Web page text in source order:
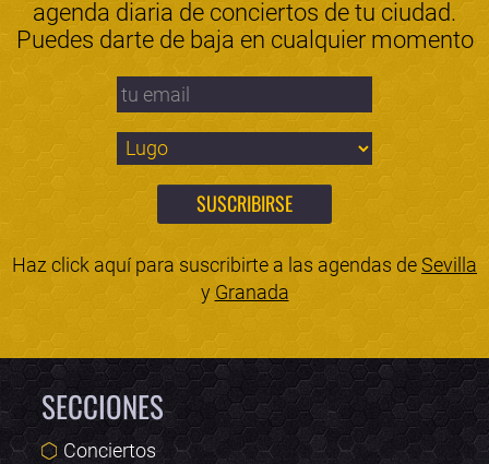
agenda diaria de conciertos de tu ciudad.
Puedes darte de baja en cualquier momento
Haz click aquí para suscribirte a las agendas deSevilla
y Granada
SECCIONES
Conciertos